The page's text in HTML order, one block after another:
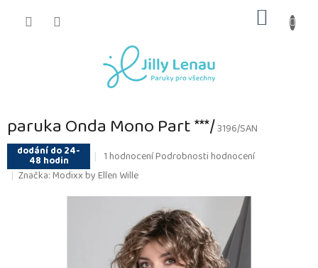
KOŠÍK
paruka Onda Mono Part ***/3196/SAN
dodání do 24-
48 hodin
Průměrné
hodnocení
produktu
je
hvězdiček.
1 hodnoceníPodrobnosti hodnocení
Značka: Modixx by Ellen Wille